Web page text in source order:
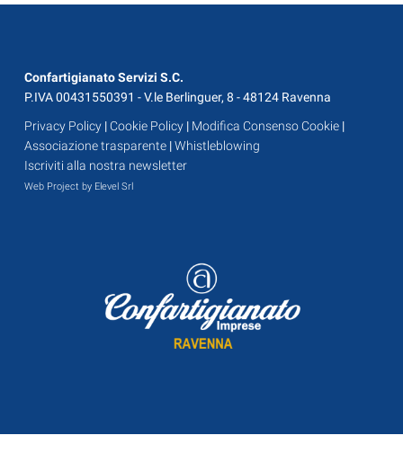
Confartigianato Servizi S.C.
P.IVA 00431550391 - V.le Berlinguer, 8 - 48124 Ravenna
Privacy Policy |Cookie Policy | Modifica Consenso Cookie |
Associazione trasparente |Whistleblowing
Iscriviti alla nostra newsletter
Web Project by Elevel Srl